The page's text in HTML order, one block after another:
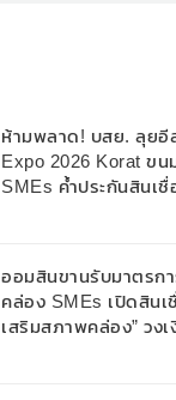
ห้ามพลาด! บสย. ลุยอี
Expo 2026 Korat ข
SMEs ค้ำประกันสินเ
ออมสินขานรับมาตรก
คล่อง SMEs เปิดสิน
เสริมสภาพคล่อง” วง
ลบ.สนับสนุนเงินทุนห